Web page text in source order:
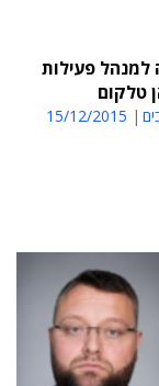
למנהל פעילות
15/12/2015